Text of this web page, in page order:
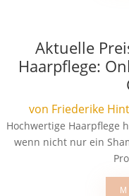
Aktuelle
Haarpflege:
von Friederike
Hochwertige Haarpflege
wenn nicht nur ein